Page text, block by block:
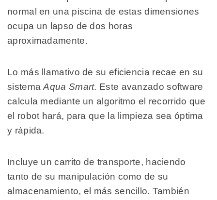
normal en una piscina de estas dimensiones
ocupa un lapso de dos horas
aproximadamente.
Lo más llamativo de su eficiencia recae en su
sistemaAqua Smart. Este avanzado software
calcula mediante un algoritmo el recorrido que
el robot hará, para que la limpieza sea óptima
y rápida.
Incluye un carrito de transporte, haciendo
tanto de su manipulación como de su
almacenamiento, el más sencillo. También